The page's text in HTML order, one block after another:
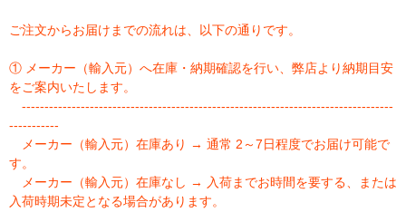
ご注文からお届けまでの流れは、以下の通りです。
① メーカー（輸入元）へ在庫・納期確認を行い、弊店より納期目安
をご案内いたします。
----------------------------------------------------------------------------------
-----------
メーカー（輸入元）在庫あり → 通常 2～7日程度でお届け可能で
す。
メーカー（輸入元）在庫なし → 入荷までお時間を要する、または
入荷時期未定となる場合があります。